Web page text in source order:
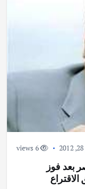
6 views
بعد فوز